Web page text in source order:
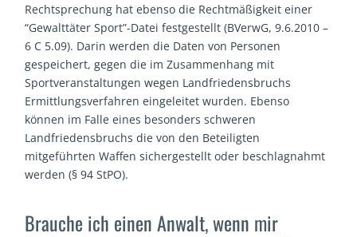
Rechtsprechung hat ebenso die Rechtmäßigkeit einer
“Gewalttäter Sport”-Datei festgestellt (BVerwG, 9.6.2010 –
6 C 5.09). Darin werden die Daten von Personen
gespeichert, gegen die im Zusammenhang mit
Sportveranstaltungen wegen Landfriedensbruchs
Ermittlungsverfahren eingeleitet wurden. Ebenso
können im Falle eines besonders schweren
Landfriedensbruchs die von den Beteiligten
mitgeführten Waffen sichergestellt oder beschlagnahmt
werden (§ 94 StPO).
Brauche ich einen Anwalt, wenn mir